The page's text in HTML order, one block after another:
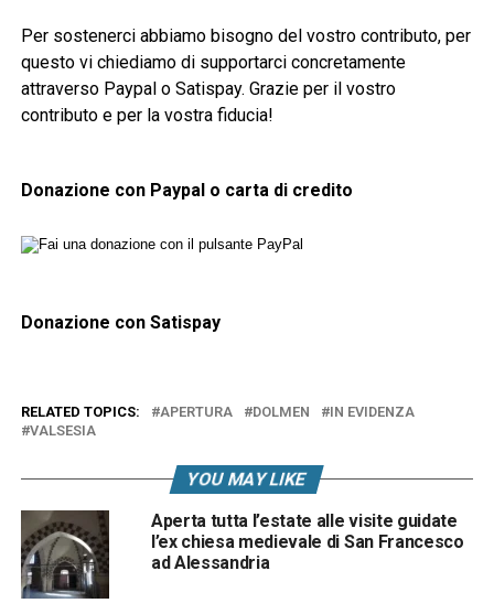
Per sostenerci abbiamo bisogno del vostro contributo, per
questo vi chiediamo di supportarci concretamente
attraverso Paypal o Satispay. Grazie per il vostro
contributo e per la vostra fiducia!
Donazione con Paypal o carta di credito
Donazione con Satispay
RELATED TOPICS: APERTURA DOLMEN
IN EVIDENZA
VALSESIA
YOU MAY LIKE
Aperta tutta l’estate alle visite guidate
l’ex chiesa medievale di San Francesco
ad Alessandria